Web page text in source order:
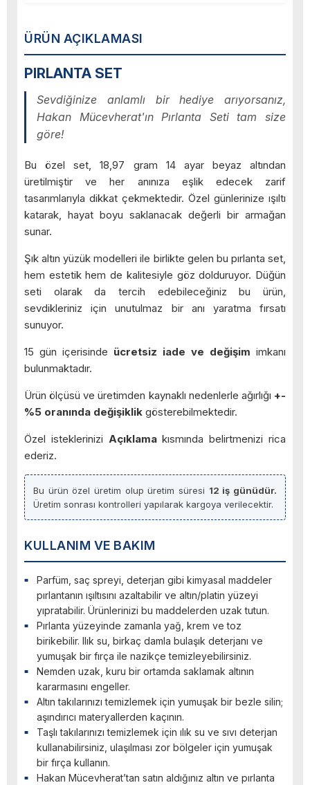
ÜRÜN AÇIKLAMASI
PIRLANTA SET
Sevdiğinize anlamlı bir hediye arıyorsanız,
Hakan Mücevherat'ın Pırlanta Seti tam size
göre!
Bu özel set, 18,97 gram 14 ayar beyaz altından
üretilmiştir ve her anınıza eşlik edecek zarif
tasarımlarıyla dikkat çekmektedir. Özel günlerinize ışıltı
katarak, hayat boyu saklanacak değerli bir armağan
sunar.
Şık altın yüzük modelleri ile birlikte gelen bu pırlanta set,
hem estetik hem de kalitesiyle göz dolduruyor. Düğün
seti olarak da tercih edebileceğiniz bu ürün,
sevdikleriniz için unutulmaz bir anı yaratma fırsatı
sunuyor.
15 gün içerisinde ücretsiz iade ve değişim imkanı
bulunmaktadır.
Ürün ölçüsü ve üretimden kaynaklı nedenlerle ağırlığı +-
%5 oranında değişiklik gösterebilmektedir.
Özel isteklerinizi Açıklamakısmında belirtmenizi rica
ederiz.
Bu ürün özel üretim olup üretim süresi 12 iş günüdür.
Üretim sonrası kontrolleri yapılarak kargoya verilecektir.
KULLANIM VE BAKIM
Parfüm, saç spreyi, deterjan gibi kimyasal maddeler
pırlantanın ışıltısını azaltabilir ve altın/platin yüzeyi
yıpratabilir. Ürünlerinizi bu maddelerden uzak tutun.
Pırlanta yüzeyinde zamanla yağ, krem ve toz
birikebilir. Ilık su, birkaç damla bulaşık deterjanı ve
yumuşak bir fırça ile nazikçe temizleyebilirsiniz.
Nemden uzak, kuru bir ortamda saklamak altının
kararmasını engeller.
Altın takılarınızı temizlemek için yumuşak bir bezle silin;
aşındırıcı materyallerden kaçının.
Taşlı takılarınızı temizlemek için ılık su ve sıvı deterjan
kullanabilirsiniz, ulaşılması zor bölgeler için yumuşak
bir fırça kullanın.
Hakan Mücevherat’tan satın aldığınız altın ve pırlanta